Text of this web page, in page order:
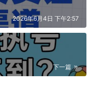
2026年6月4日 下午2:57
下一篇